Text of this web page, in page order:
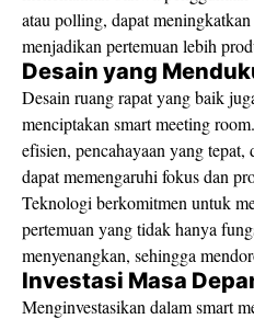
atau polling, dapat
menjadikan pertemuan lebih
Desain yang
Desain ruang rapat yang baik
menciptakan smart meeting
efisien, pencahayaan yang
dapat memengaruhi fokus dan
Teknologi berkomitmen untuk
pertemuan yang tidak hanya
menyenangkan, sehingga
Investasi Masa
Menginvestasikan dalam smart